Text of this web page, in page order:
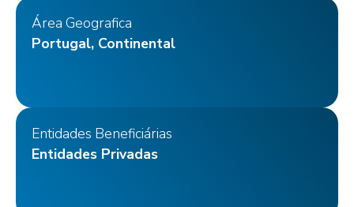
Área Geografica
Portugal, Continental
Entidades Beneficiárias
Entidades Privadas